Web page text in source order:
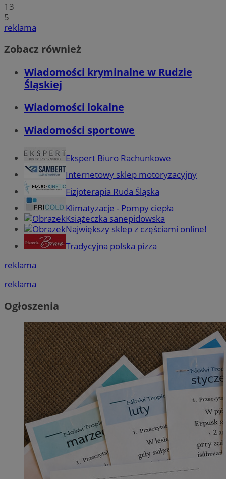
13
5
reklama
Zobacz również
Wiadomości kryminalne w Rudzie
Śląskiej
Wiadomości lokalne
Wiadomości sportowe
Ekspert Biuro Rachunkowe
Internetowy sklep motoryzacyjny
Fizjoterapia Ruda Śląska
Klimatyzacje - Pompy ciepła
Książeczka sanepidowska
Największy sklep z częściami online!
Tradycyjna polska pizza
reklama
reklama
Ogłoszenia